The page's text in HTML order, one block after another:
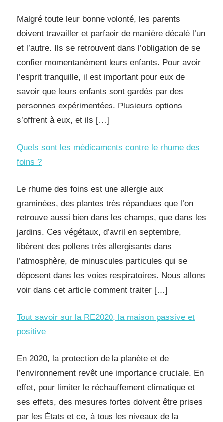
Malgré toute leur bonne volonté, les parents
doivent travailler et parfaoir de manière décalé l’un
et l’autre. Ils se retrouvent dans l’obligation de se
confier momentanément leurs enfants. Pour avoir
l’esprit tranquille, il est important pour eux de
savoir que leurs enfants sont gardés par des
personnes expérimentées. Plusieurs options
s’offrent à eux, et ils […]
Quels sont les médicaments contre le rhume des
foins ?
Le rhume des foins est une allergie aux
graminées, des plantes très répandues que l’on
retrouve aussi bien dans les champs, que dans les
jardins. Ces végétaux, d’avril en septembre,
libèrent des pollens très allergisants dans
l’atmosphère, de minuscules particules qui se
déposent dans les voies respiratoires. Nous allons
voir dans cet article comment traiter […]
Tout savoir sur la RE2020, la maison passive et
positive
En 2020, la protection de la planète et de
l’environnement revêt une importance cruciale. En
effet, pour limiter le réchauffement climatique et
ses effets, des mesures fortes doivent être prises
par les États et ce, à tous les niveaux de la